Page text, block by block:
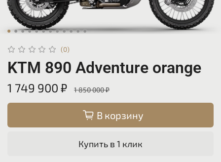
(0)
KTM 890 Adventure orange
1 749 900 ₽ 1 850 000 ₽
В корзину
Купить в 1 клик